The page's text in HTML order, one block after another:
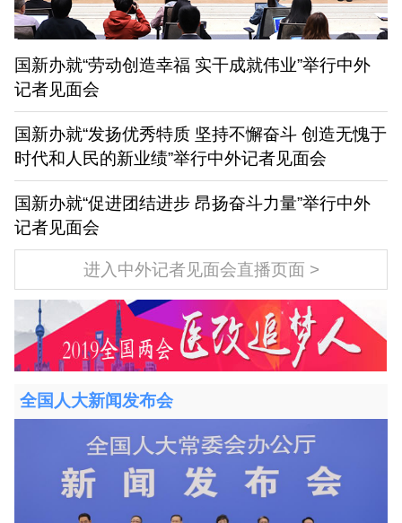
国新办就“劳动创造幸福 实干成就伟业”举行中外
记者见面会
国新办就“发扬优秀特质 坚持不懈奋斗 创造无愧于
时代和人民的新业绩”举行中外记者见面会
国新办就“促进团结进步 昂扬奋斗力量”举行中外
记者见面会
进入中外记者见面会直播页面
全国人大新闻发布会